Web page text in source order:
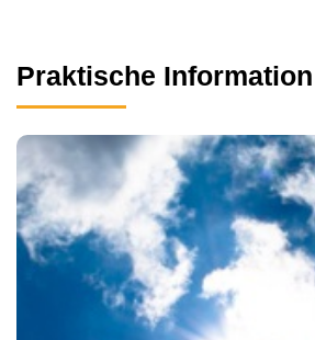
Praktische Information